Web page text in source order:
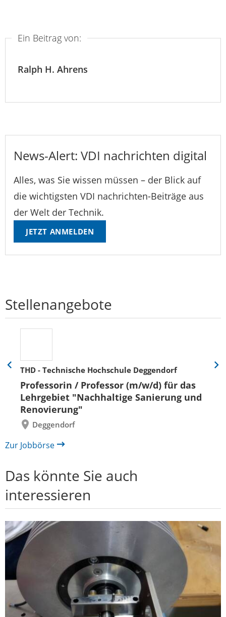
Ein Beitrag von:
Ralph H. Ahrens
News-Alert: VDI nachrichten digital
Alles, was Sie wissen müssen – der Blick auf
die wichtigsten VDI nachrichten-Beiträge aus
der Welt der Technik.
JETZT ANMELDEN
Stellenangebote
THD - Technische Hochschule Deggendorf
Professorin / Professor (m/w/d) für das
Lehrgebiet "Nachhaltige Sanierung und
Renovierung"
Deggendorf
Eine
zurück
Eine
Zur Jobbörse
Das könnte Sie auch
interessieren